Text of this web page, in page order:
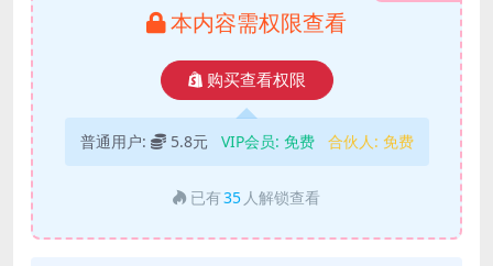
本内容需权限查看
购买查看权限
普通用户: 5.8元 VIP会员: 免费 合伙人: 免费
已有35 人解锁查看